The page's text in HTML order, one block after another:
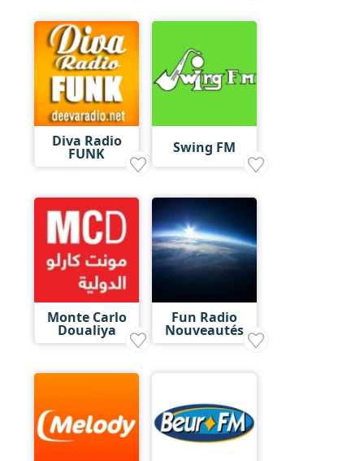
Diva Radio
FUNK Swing FM
Monte Carlo
Doualiya
Fun Radio
Nouveautés